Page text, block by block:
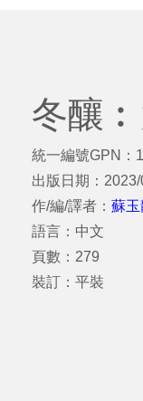
冬釀
統一編號GPN：
出版日期：2023/
作/編/譯者： 蘇玉
語言：中文
頁數：279
裝訂：平裝